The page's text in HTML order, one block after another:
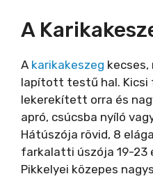
A
A karikakeszeg kecses,
lapított testű hal. Kicsi
lekerekített orra és
apró, csúcsba nyíló
Hátúszója rövid, 8
farkalatti úszója 19-23
Pikkelyei közepes